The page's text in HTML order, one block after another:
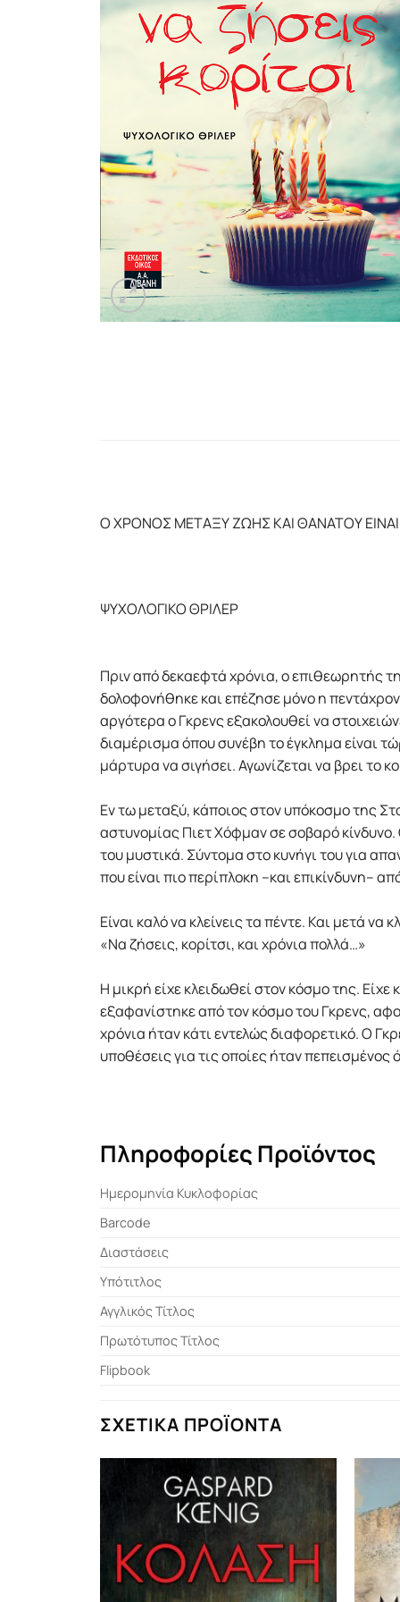
Ο ΧΡΟΝΟΣ ΜΕΤΑΞΥ ΖΩΗΣ ΚΑΙ ΘΑΝΑΤΟΥ
ΨΥΧΟΛΟΓΙΚΟ ΘΡΙΛΕΡ
Πριν από δεκαεφτά χρόνια, ο επιθεωρητής
δολοφονήθηκε και επέζησε µόνο η
αργότερα ο Γκρενς εξακολουθεί να
διαµέρισµα όπου συνέβη το έγκληµα είναι
µάρτυρα να σιγήσει. Αγωνίζεται να βρει το
Εν τω µεταξύ, κάποιος στον υπόκοσµο της
αστυνοµίας Πιετ Χόφµαν σε σοβαρό κίνδυνο.
του µυστικά. Σύντοµα στο κυνήγι του για
που είναι πιο περίπλοκη –και επικίνδυνη–
Είναι καλό να κλείνεις τα πέντε. Και µετά
«Να ζήσεις, κορίτσι, και χρόνια πολλά…»
Η µικρή είχε κλειδωθεί στον κόσµο της.
εξαφανίστηκε από τον κόσµο του Γκρενς,
χρόνια ήταν κάτι εντελώς διαφορετικό. Ο
υποθέσεις για τις οποίες ήταν πεπεισµένος
Πληροφορίες Προϊόντος
Ημερομηνία Κυκλοφορίας
Barcode
Διαστάσεις
Υπότιτλος
Αγγλικός Τίτλος
Πρωτότυπος Τίτλος
Flipbook
ΣΧΕΤΙΚΆ ΠΡΟΪΌΝΤΑ